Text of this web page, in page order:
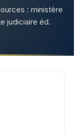
: ministère
judiciaire éd.